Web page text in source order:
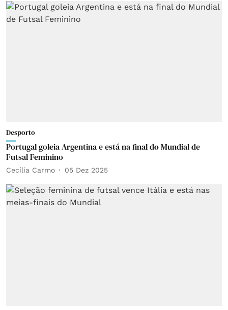
Desporto
Portugal goleia Argentina e está na final do Mundial de
Futsal Feminino
Cecília Carmo 05 Dez 2025